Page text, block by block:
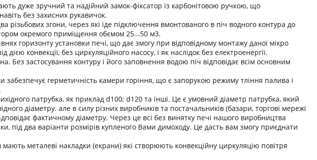
дуже зручний та надійний замок-фіксатор із карбонітовою ручкою, що
без захисних рукавичок.
різьбових згони, через які іде підключення вмонтованого в піч водного контура до
окремого приміщення обємом 25...50 м3.
горизонту установки печі, що дає змогу при відповідному монтажу даної мікро
конвекції, без циркуляційного насосу, і як наслідок без електроенергії.
Без застосування контуру і його заповнення водою піч відповідає всім основним
герметичність камери горіння, що є запорукою режиму тління палива і
патрубка, як приклад d100; d120 та інші. Це є умовний діаметр патрубка, який
діаметру. але в силу різних виробників та постачальників (базари, торгові мережі
фактичному діаметру. Через це всі без винятку печі нашого виробництва
під два варіанти розмірів купленого Вами димоходу. Це дасть вам змогу приєднати
металеві накладки (екрани) які створюють конвекційну циркуляцію повітря